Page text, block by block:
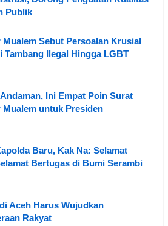
Publik
Sebut Persoalan Krusial
Tambang Ilegal Hingga LGBT
Ini Empat Poin Surat
untuk Presiden
Baru, Kak Na: Selamat
Bertugas di Bumi Serambi
Aceh Harus Wujudkan
Rakyat